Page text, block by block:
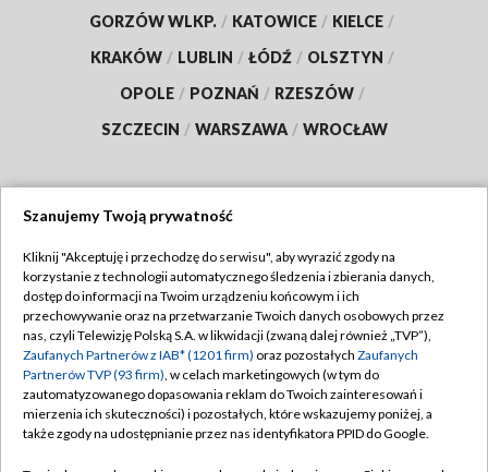
GORZÓW WLKP. / KATOWICE / KIELCE /
KRAKÓW / LUBLIN / ŁÓDŹ / OLSZTYN /
OPOLE / POZNAŃ / RZESZÓW /
SZCZECIN / WARSZAWA / WROCŁAW
TVP
Abonament TVP
Emisja w TVP
Centrum informacji TVP
Naziemna Telewizja Cyfrowa
Regulamin TVP
Polityka prywatności
Moje zgody
Pomoc
Szanujemy Twoją prywatność
Kliknij "Akceptuję i przechodzę do serwisu", aby wyrazić zgody na
korzystanie z technologii automatycznego śledzenia i zbierania danych,
dostęp do informacji na Twoim urządzeniu końcowym i ich
przechowywanie oraz na przetwarzanie Twoich danych osobowych przez
nas, czyli Telewizję Polską S.A. w likwidacji (zwaną dalej również „TVP”),
Zaufanych Partnerów z IAB* (1201 firm) oraz pozostałych Zaufanych
Partnerów TVP (93 firm), w celach marketingowych (w tym do
zautomatyzowanego dopasowania reklam do Twoich zainteresowań i
mierzenia ich skuteczności) i pozostałych, które wskazujemy poniżej, a
także zgody na udostępnianie przez nas identyfikatora PPID do Google.